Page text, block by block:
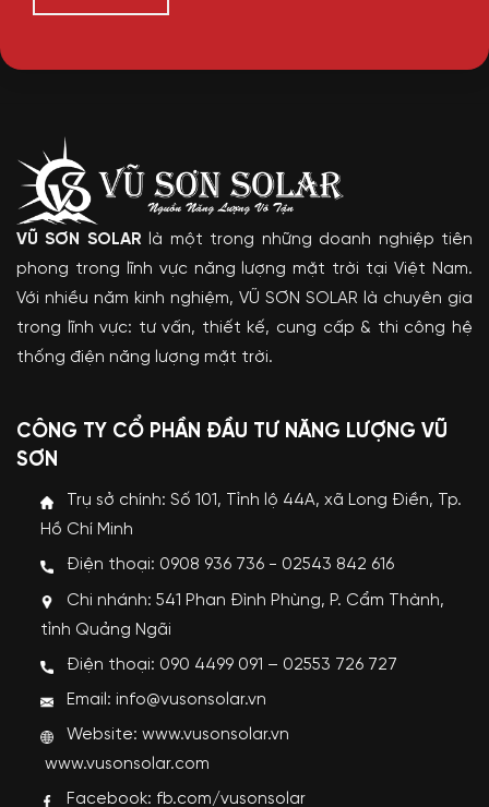
VŨ SƠN SOLAR là một trong những doanh nghiệp tiên
phong trong lĩnh vực năng lượng mặt trời tại Việt Nam.
Với nhiều năm kinh nghiệm, VŨ SƠN SOLAR là chuyên gia
trong lĩnh vực: tư vấn, thiết kế, cung cấp & thi công hệ
thống điện năng lượng mặt trời.
CÔNG TY CỔ PHẦN ĐẦU TƯ NĂNG LƯỢNG VŨ
SƠN
Trụ sở chính: Số 101, Tỉnh lộ 44A, xã Long Điền, Tp.
Hồ Chí Minh
Điện thoại: 0908 936 736 - 02543 842 616
Chi nhánh: 541 Phan Đình Phùng, P. Cẩm Thành,
tỉnh Quảng Ngãi
Điện thoại: 090 4499 091 – 02553 726 727
Email: info@vusonsolar.vn
Website:www.vusonsolar.vn
www.vusonsolar.com
Facebook: fb.com/vusonsolar